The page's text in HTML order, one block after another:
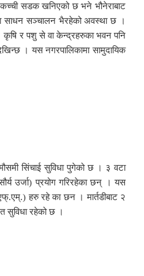
कच्ची सडक खनिएको छ भने भौनेराबाट
साधन सञ्चालन भैरहेको अवस्था छ ।
कृषि र पशु से वा केन्द्रहरुका भवन पनि
। यस नगरपालिकामा सामुदायिक
सिंचाई सुविधा पुगेको छ । ३ वटा
उर्जा) प्रयोग गरिरहेका छन् । यस
हरु रहे का छन । मार्तडीबाट २
सुविधा रहेको छ ।